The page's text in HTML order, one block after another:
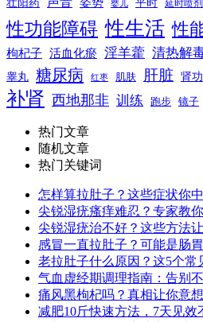
壮阳药 姿势 婴儿 平时 延时喷剂
性功能障碍 性生活 性
枸杞子 活血化瘀 淫羊藿 清热解
睾丸 糖尿病 红枣 肌肤 肝脏 肾
补肾 西地那非 训练 跑步 镜子
热门文章
随机文章
热门关键词
怎样算拉肚子？这些症状你
尖锐湿疣瘙痒难忍？专家教
尖锐湿疣治不好？这些方法
感冒一直拉肚子？可能是肠
老拉肚子什么原因？这5个常
气血虚经期调理指南：告别
痛风黑枸杞吗？真相让你意想
减肥10斤快速方法，7天见效